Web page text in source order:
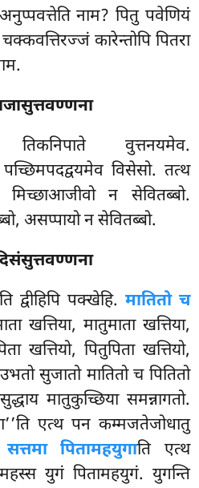
नाम? पितु पवेणियं
कारेन्तोपि पितरा
वुत्तनयमेव.
विसेसो. तत्थ
मिच्छाआजीवो न सेवितब्बो.
असप्पायो न सेवितब्बो.
द्वीहिपि पक्खेहि. मातितो च
खत्तिया, मातुमाता खत्तिया,
खत्तियो, पितुपिता खत्तियो,
सुजातो मातितो च पितितो
मातुकुच्छिया समन्नागतो.
एत्थ पन कम्मजतेजोधातु
पितामहयुगाति एत्थ
युगं पितामहयुगं. युगन्ति